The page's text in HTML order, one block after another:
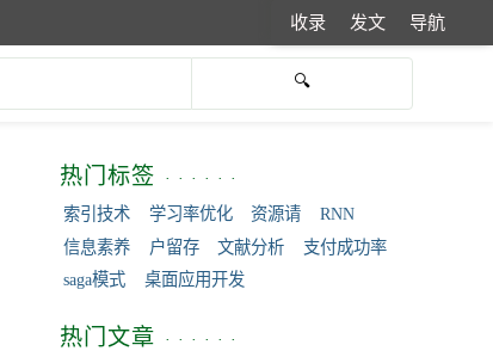
收录 发文 导航
热门标签
索引技术 学习率优化 资源请
RNN
信息素养
户留存 文献分析
支付成功率
saga模式
桌面应用开发
热门文章